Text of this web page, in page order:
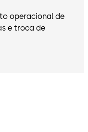
operacional de
e troca de